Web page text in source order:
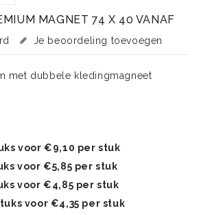
MAGNET 74 X 40 VANAF
Je beoordeling toevoegen
met dubbele kledingmagneet
voor €9,10 per stuk
voor €5,85 per stuk
voor €4,85 per stuk
voor €4,35 per stuk